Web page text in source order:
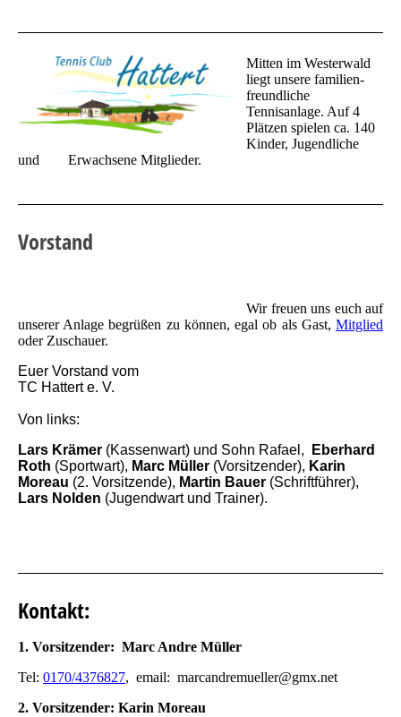
Mitten im Westerwald
liegt unsere familien-
freundliche
Tennisanlage. Auf 4
Plätzen spielen ca. 140
Kinder, Jugendliche
und Erwachsene Mitglieder.
Vorstand
Wir freuen uns euch auf
unserer Anlage begrüßen zu können, egal ob als Gast, Mitglied
oder Zuschauer.
Euer Vorstand vom
TC Hattert e. V.
Von links:
Lars Krämer (Kassenwart) und Sohn Rafael,
Eberhard
Roth (Sportwart), Marc Müller (Vorsitzender), Karin
Moreau (2. Vorsitzende), Martin Bauer (Schriftführer),
Lars Nolden (Jugendwart und Trainer).
Kontakt:
1. Vorsitzender: Marc Andre Müller
Tel: 0170/4376827, email: marcandremueller@gmx.net
2. Vorsitzender: Karin Moreau